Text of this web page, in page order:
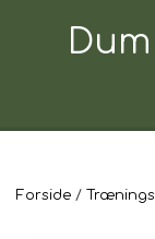
Forside